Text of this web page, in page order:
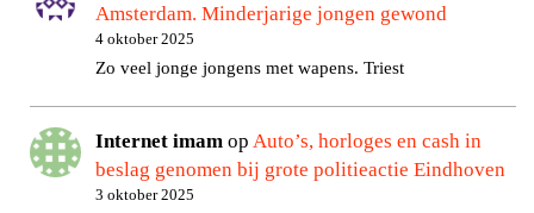
Amsterdam. Minderjarige jongen gewond
4 oktober 2025
Zo veel jonge jongens met wapens. Triest
Internet imam opAuto’s, horloges en cash in
beslag genomen bij grote politieactie Eindhoven
3 oktober 2025